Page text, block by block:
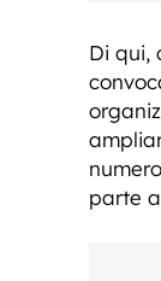
Di qui,
parte